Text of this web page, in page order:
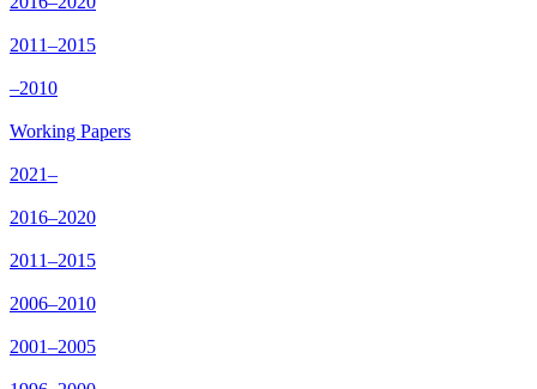
2011–2015
–2010
Working Papers
2021–
2016–2020
2011–2015
2006–2010
2001–2005